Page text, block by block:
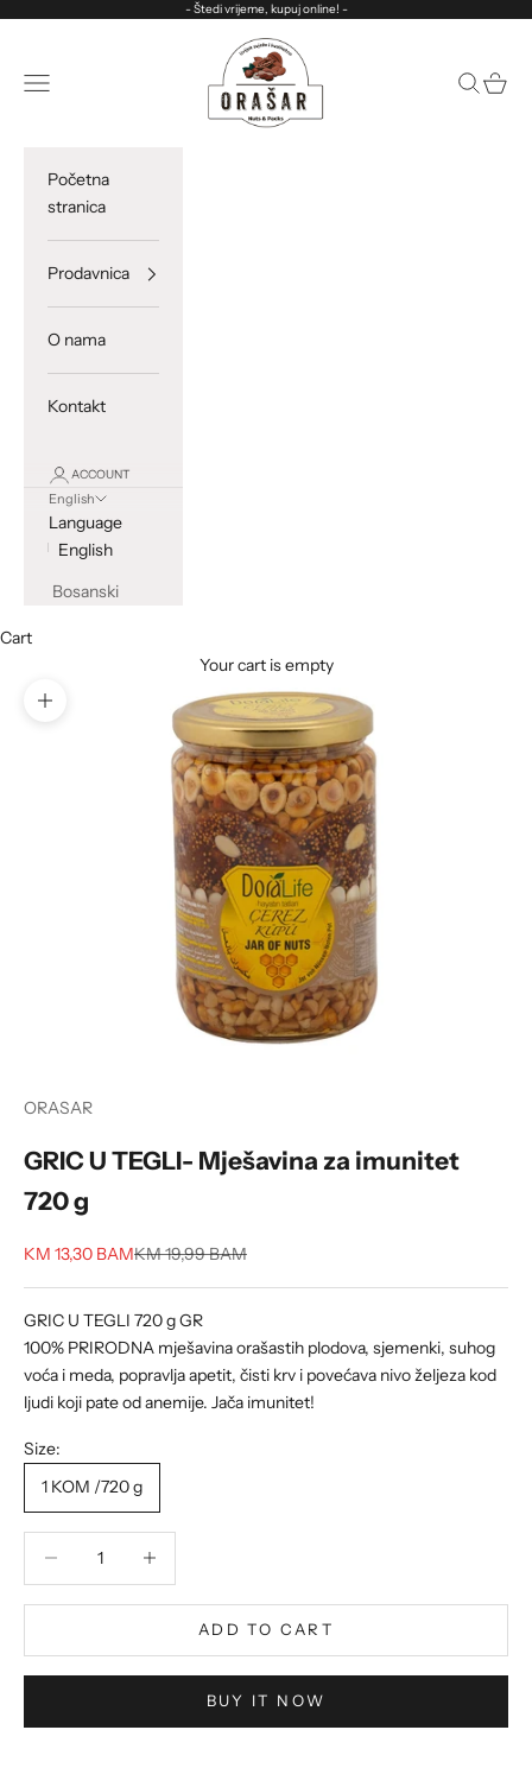
- Štedi vrijeme, kupuj online! -
ORASAR
Open navigation menu
OpenOpen
Početna
stranica
Prodavnica
O nama
Kontakt
ACCOUNT
English
Language
English
Bosanski
Cart
Your cart is empty
Zoom picture
ORASAR
GRIC U TEGLI- Mješavina za imunitet
720 g
Sale price
KM 13,30 BAMRegular price
KM 19,99 BAM
GRIC U TEGLI 720 g GR
100% PRIRODNA mješavina orašastih plodova, sjemenki, suhog
voća i meda, popravlja apetit, čisti krv i povećava nivo željeza kod
ljudi koji pate od anemije. Jača imunitet!
Size:
1 KOM /720 g
ADD TO CART
BUY IT NOW